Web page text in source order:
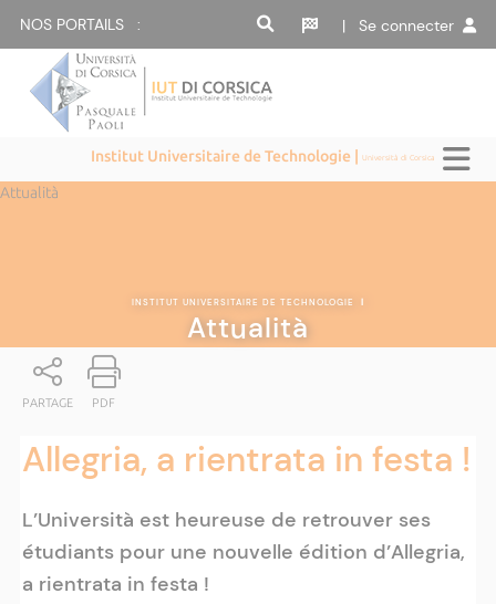
NOS PORTAILS : | Se connecter
Institut Universitaire de Technologie |Università di Corsica
Attualità
INSTITUT UNIVERSITAIRE DE TECHNOLOGIE |
Attualità
PARTAGE PDF
Allegria, a rientrata in festa !
L’Università est heureuse de retrouver ses
étudiants pour une nouvelle édition d’Allegria,
a rientrata in festa !